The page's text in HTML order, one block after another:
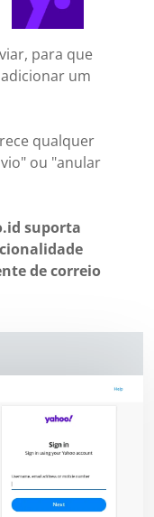
para que
um
qualquer
ou "anular
suporta
de correio